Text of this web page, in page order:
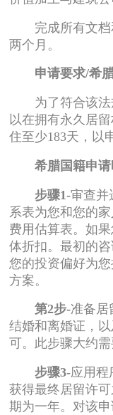
完成所有文档
两个月。
申请要求/希腊
为了符合该法
以在拥有永久居
住至少183天，以
希腊国籍申请
步骤1-审查并
系表为您和您的
费用估算表。如
体折扣。最初的
您的投资偏好为
方案。
第2步-准备居
结婚和离婚证，
可。此步骤大约需
步骤3-应用程
获得最终居留许
期为一年。对该